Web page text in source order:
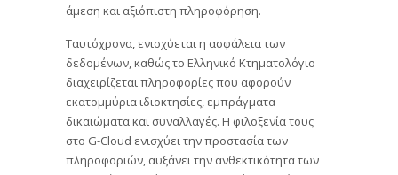
άμεση και αξιόπιστη πληροφόρηση.
Ταυτόχρονα, ενισχύεται η ασφάλεια των
δεδομένων, καθώς το Ελληνικό Κτηματολόγιο
διαχειρίζεται πληροφορίες που αφορούν
εκατομμύρια ιδιοκτησίες, εμπράγματα
δικαιώματα και συναλλαγές. Η φιλοξενία τους
στο G-Cloud ενισχύει την προστασία των
πληροφοριών, αυξάνει την ανθεκτικότητα των